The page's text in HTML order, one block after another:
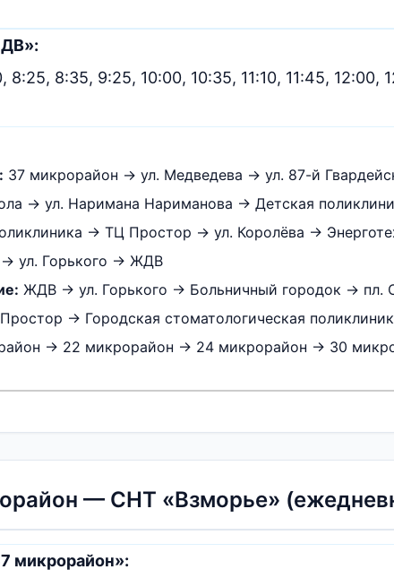
8:25, 8:35, 9:25, 10:00, 10:35, 11:10, 11:45, 12:00,
37 микрорайон → ул. Медведева → ул. 87-й
→ ул. Наримана Нариманова → Детская
→ ТЦ Простор → ул. Королёва →
→ ул. Горького → ЖДВ
ЖДВ → ул. Горького → Больничный городок →
→ Городская стоматологическая
→ 22 микрорайон → 24 микрорайон → 30
— СНТ «Взморье»
микрорайон»: